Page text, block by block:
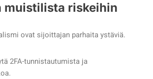
muistilista riskeihin
ovat sijoittajan parhaita ystäviä.
2FA-tunnistautumista ja